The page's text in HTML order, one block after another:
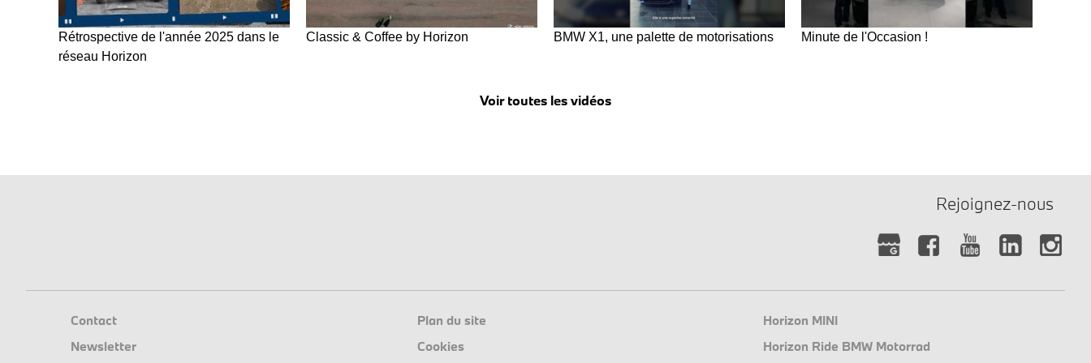
Rétrospective de l'année 2025 dans le
réseau Horizon
Classic & Coffee by Horizon BMW X1, une palette de motorisations Minute de l'Occasion !
Voir toutes les vidéos
Rejoignez-nous
Contact
Newsletter
Plan du site
Cookies
Horizon MINI
Horizon Ride BMW Motorrad